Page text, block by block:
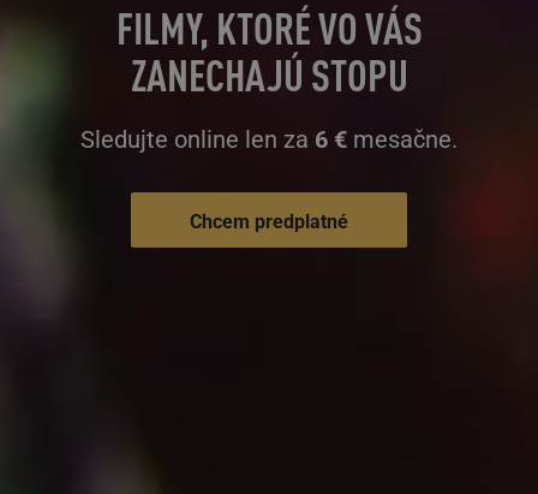
FILMY, KTORÉ VO VÁS
ZANECHAJÚ STOPU
Sledujte online len za 6 € mesačne.
Chcem predplatné